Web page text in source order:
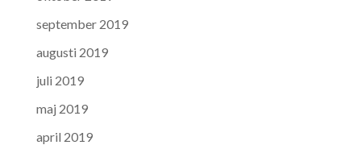
september 2019
augusti 2019
juli 2019
maj 2019
april 2019